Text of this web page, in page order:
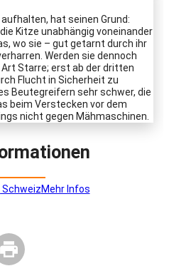
hat seinen Grund:
Kitze unabhängig voneinander
wo sie – gut getarnt durch ihr
Werden sie dennoch
Starre; erst ab der dritten
Flucht in Sicherheit zu
Beutegreifern sehr schwer, die
beim Verstecken vor dem
nicht gegen Mähmaschinen.
Mehr Infos